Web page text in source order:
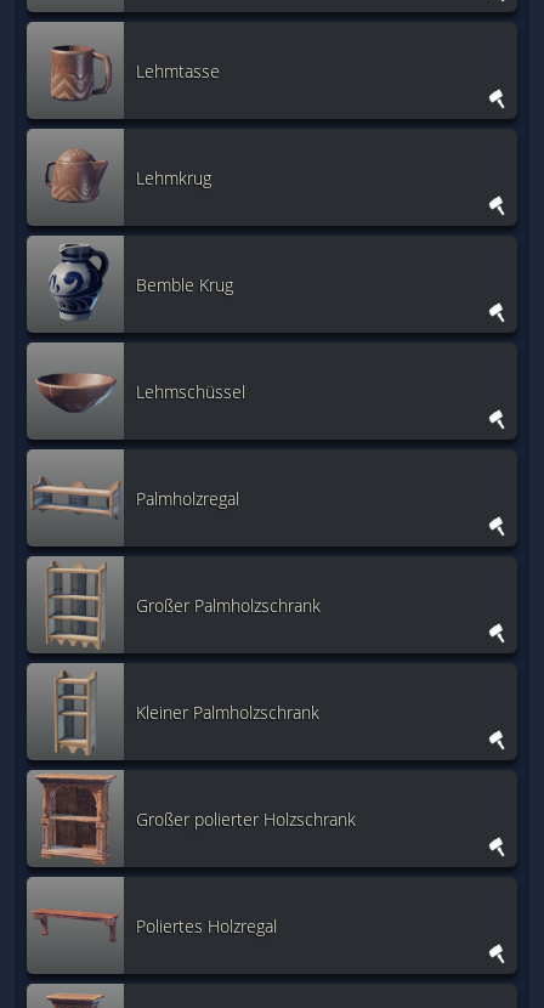
Lehmtasse
Lehmkrug
Bemble Krug
Lehmschüssel
Palmholzregal
Großer Palmholzschrank
Kleiner Palmholzschrank
Großer polierter Holzschrank
Poliertes Holzregal